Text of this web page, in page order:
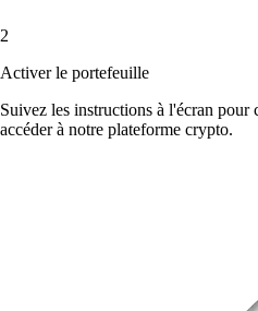
2
Activer le portefeuille
Suivez les instructions à l'écran pour
accéder à notre plateforme crypto.